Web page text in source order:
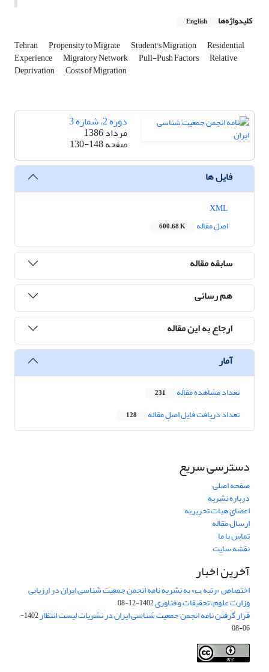
کلیدواژه‌ها English
Tehran Propensity to Migrate Student's Migration Residential
Experience Migratory Network Pull-Push Factors Relative
Deprivation Costs of Migration
دوره 2، شماره 3
مرداد 1386
صفحه130-148
فایل ها
اصل مقاله
600.68 K
سابقه مقاله
هم رسانی
ارجاع به این مقاله
آمار
تعداد مشاهده مقاله 231
تعداد دریافت فایل اصل مقاله 128
دسترسی سریع
صفحه اصلی
درباره نشریه
اعضای هیات تحریریه
ارسال مقاله
تماس با ما
نقشه سایت
آخرین اخبار
اختصاص «رتبه ب» به نشریه نامه انجمن جمعیت شناسی ایران در ارزیابی
وزارت علوم، تحقیقات و فناوری1402-12-08
قرار گرفتن نامه انجمن جمعیت شناسی ایران در نشریات لیست انتظار
1402-
06-08